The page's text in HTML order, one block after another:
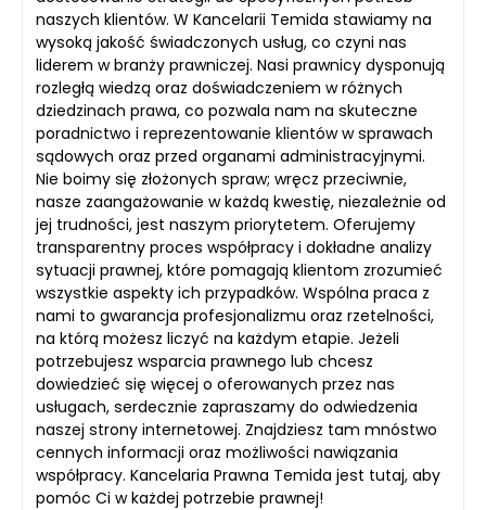
naszych klientów. W Kancelarii Temida stawiamy na
wysoką jakość świadczonych usług, co czyni nas
liderem w branży prawniczej. Nasi prawnicy dysponują
rozległą wiedzą oraz doświadczeniem w różnych
dziedzinach prawa, co pozwala nam na skuteczne
poradnictwo i reprezentowanie klientów w sprawach
sądowych oraz przed organami administracyjnymi.
Nie boimy się złożonych spraw; wręcz przeciwnie,
nasze zaangażowanie w każdą kwestię, niezależnie od
jej trudności, jest naszym priorytetem. Oferujemy
transparentny proces współpracy i dokładne analizy
sytuacji prawnej, które pomagają klientom zrozumieć
wszystkie aspekty ich przypadków. Wspólna praca z
nami to gwarancja profesjonalizmu oraz rzetelności,
na którą możesz liczyć na każdym etapie. Jeżeli
potrzebujesz wsparcia prawnego lub chcesz
dowiedzieć się więcej o oferowanych przez nas
usługach, serdecznie zapraszamy do odwiedzenia
naszej strony internetowej. Znajdziesz tam mnóstwo
cennych informacji oraz możliwości nawiązania
współpracy. Kancelaria Prawna Temida jest tutaj, aby
pomóc Ci w każdej potrzebie prawnej!